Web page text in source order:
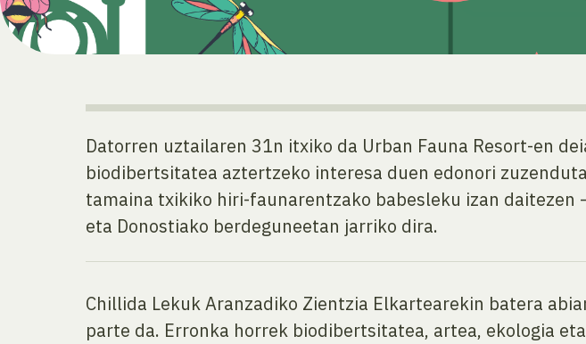
Datorren uztailaren 31n itxiko da Urban Fauna Resort-en
biodibertsitatea aztertzeko interesa duen edonori
tamaina txikiko hiri-faunarentzako babesleku izan
eta Donostiako berdeguneetan jarriko dira.
Chillida Lekuk Aranzadiko Zientzia Elkartearekin batera
parte da. Erronka horrek biodibertsitatea, artea, ekologia